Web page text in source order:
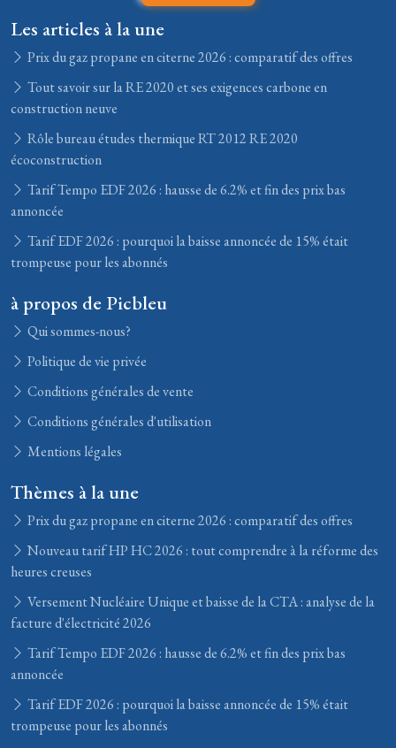
Les articles à la une
Prix du gaz propane en citerne 2026 : comparatif des offres
Tout savoir sur la RE 2020 et ses exigences carbone en
construction neuve
Rôle bureau études thermique RT 2012 RE 2020
écoconstruction
Tarif Tempo EDF 2026 : hausse de 6.2% et fin des prix bas
annoncée
Tarif EDF 2026 : pourquoi la baisse annoncée de 15% était
trompeuse pour les abonnés
à propos de Picbleu
Qui sommes-nous?
Politique de vie privée
Conditions générales de vente
Conditions générales d'utilisation
Mentions légales
Thèmes à la une
Prix du gaz propane en citerne 2026 : comparatif des offres
Nouveau tarif HP HC 2026 : tout comprendre à la réforme des
heures creuses
Versement Nucléaire Unique et baisse de la CTA : analyse de la
facture d'électricité 2026
Tarif Tempo EDF 2026 : hausse de 6.2% et fin des prix bas
annoncée
Tarif EDF 2026 : pourquoi la baisse annoncée de 15% était
trompeuse pour les abonnés